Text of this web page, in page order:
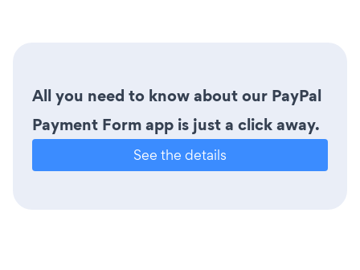
All you need to know about our PayPal
Payment Form app is just a click away.
See the details